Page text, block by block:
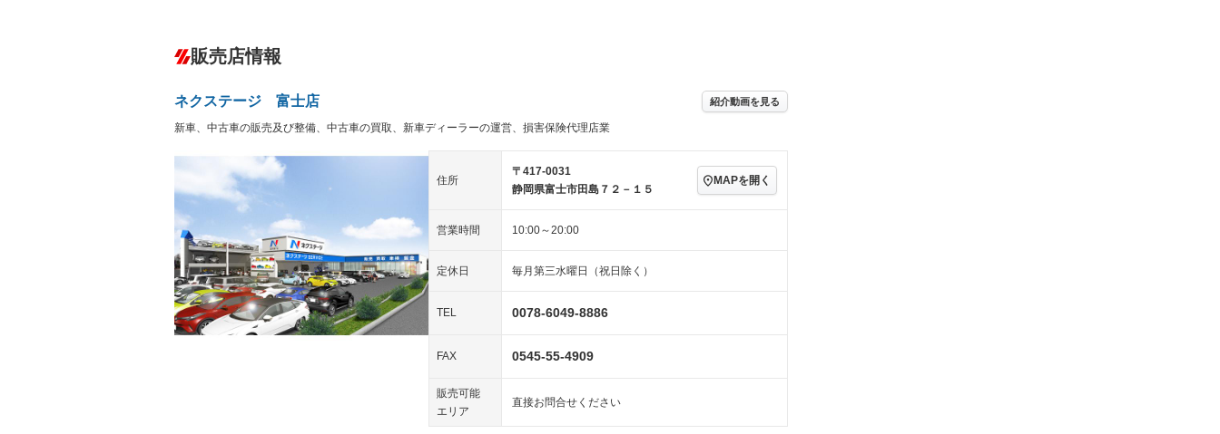
－ ダウンヒルアシストコントロール
Bluetooth接続 センターデフロック
装備略号／用語解説
オーディオ：CDまたはCDチェンジャー
－
ヘッドライトウォッシャ
ー
キーレス
LEDヘッドランプ － HID(キセノンライト) － ポータブルナビ
スマートキー ローダウン
－ ランフラットタイヤ 3列シート ベンチシート
－ フルフラットシート － チップアップシート オットマン
－ シートヒーター － ウォークスルー 後席モニター
－ フロントカメラ － シートエアコン
－ ルーフレール － エアサスペンション
販売店情報
ネクステージ 富士店 紹介動画を見る
新車、中古車の販売及び整備、中古車の買取、新車ディーラーの運営、損害保険代理店業
住所
〒417-0031
静岡県富士市田島７２－１５
MAPを開く
営業時間 10:00～20:00
定休日 毎月第三水曜日（祝日除く）
TEL 0078-6049-8886
FAX 0545-55-4909
販売可能
エリア
直接お問合せください